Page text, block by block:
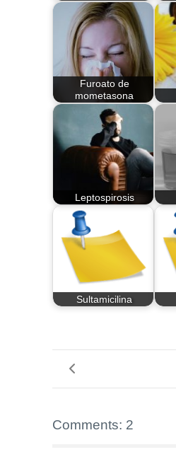
Furoato de
mometasona
Leptospirosis
Sultamicilina
Comments: 2